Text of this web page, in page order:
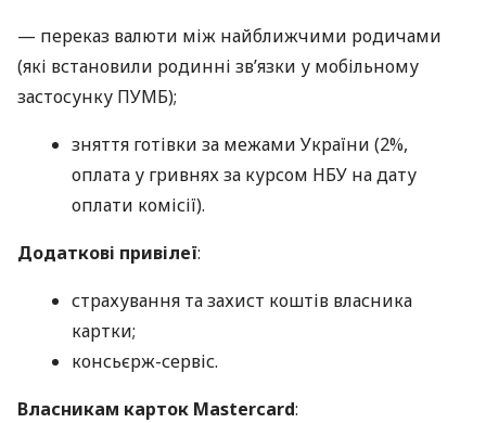
— переказ валюти між найближчими родичами
(які встановили родинні зв’язки у мобільному
застосунку ПУМБ);
зняття готівки за межами України (2%,
оплата у гривнях за курсом НБУ на дату
оплати комісії).
Додаткові привілеї:
страхування та захист коштів власника
картки;
консьєрж-сервіс.
Власникам карток Mastercard: